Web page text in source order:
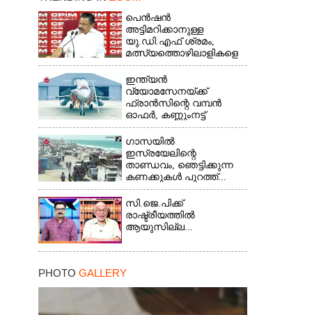
പെൻഷൻ
അട്ടിമറിക്കാനുള്ള
യു.ഡി.എഫ് ശ്രമം,
മത്സ്യത്തൊഴിലാളികളെ
സംരക്ഷിക്കണം...
ഇന്ത്യൻ
വ്യോമസേനയ്ക്ക്
ഫ്രാൻസിന്റെ വമ്പൻ
ഓഫർ, കണ്ണുംനട്ട്
ഇന്ത്യ...
ഗാസയിൽ
ഇസ്രയേലിന്റെ
താണ്ഡവം, ഞെട്ടിക്കുന്ന
കണക്കുകൾ പുറത്ത്...
സി.ജെ.പിക്ക്
രാഷ്ട്രീയത്തിൽ
ആയുസില്ല...
PHOTO GALLERY